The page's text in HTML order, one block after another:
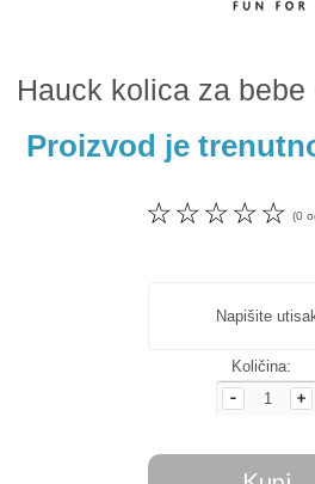
Hauck kolica za
Proizvod je
☆
☆
☆
☆
☆ (0
Napišite
Količina: